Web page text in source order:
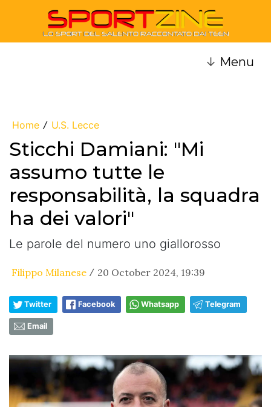
↓ Menu
Home / U.S. Lecce
Sticchi Damiani: "Mi
assumo tutte le
responsabilità, la squadra
ha dei valori"
Le parole del numero uno giallorosso
Filippo Milanese / 20 October 2024, 19:39
Twitter Facebook Whatsapp Telegram
Email